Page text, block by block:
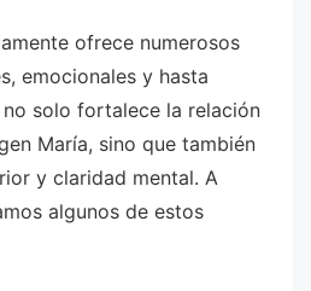
ofrece numerosos
emocionales y hasta
solo fortalece la relación
María, sino que también
y claridad mental. A
algunos de estos